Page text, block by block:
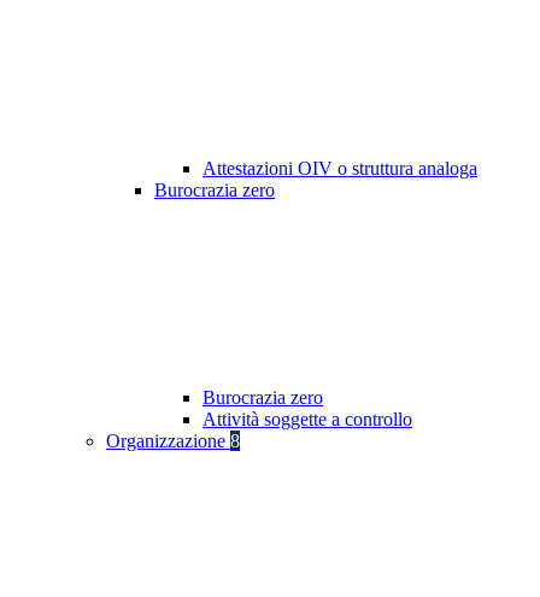
Attestazioni OIV o struttura analoga
Burocrazia zero
Burocrazia zero
Attività soggette a controllo
Organizzazione 8